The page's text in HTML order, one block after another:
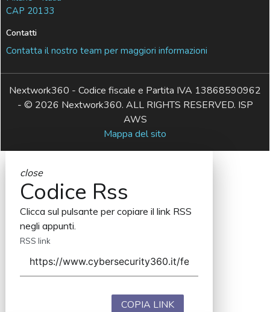
CAP 20133
Contatti
Contatta il nostro team per maggiori informazioni
Nextwork360 - Codice fiscale e Partita IVA 13868590962
- © 2026 Nextwork360. ALL RIGHTS RESERVED. ISP
AWS
Mappa del sito
close
Codice Rss
Clicca sul pulsante per copiare il link RSS
negli appunti.
RSS link
COPIA LINK